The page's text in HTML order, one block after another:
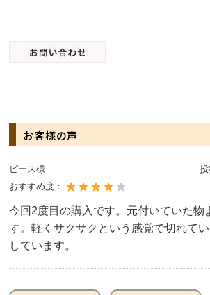
お客様の声
ピース様
おすすめ度：
今回2度目の購入です。元付いていた物
す。軽くサクサクという感覚で切れて
しています。